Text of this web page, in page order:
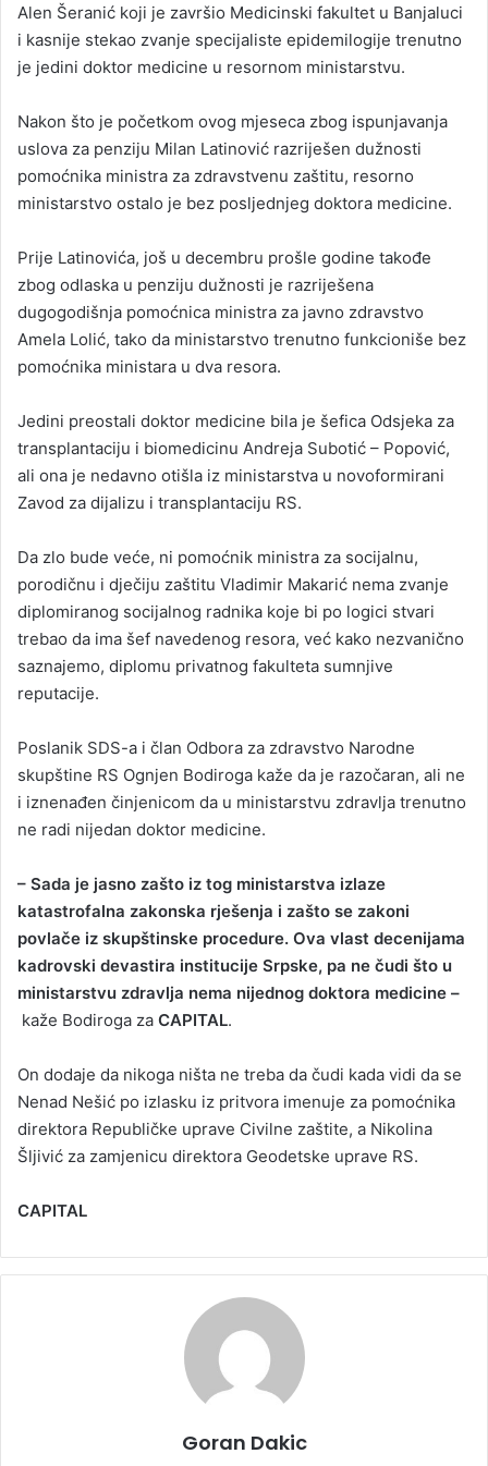
Alen Šeranić koji je završio Medicinski fakultet u Banjaluci
i kasnije stekao zvanje specijaliste epidemilogije trenutno
je jedini doktor medicine u resornom ministarstvu.
Nakon što je početkom ovog mjeseca zbog ispunjavanja
uslova za penziju Milan Latinović razriješen dužnosti
pomoćnika ministra za zdravstvenu zaštitu, resorno
ministarstvo ostalo je bez posljednjeg doktora medicine.
Prije Latinovića, još u decembru prošle godine takođe
zbog odlaska u penziju dužnosti je razriješena
dugogodišnja pomoćnica ministra za javno zdravstvo
Amela Lolić, tako da ministarstvo trenutno funkcioniše bez
pomoćnika ministara u dva resora.
Jedini preostali doktor medicine bila je šefica Odsjeka za
transplantaciju i biomedicinu Andreja Subotić – Popović,
ali ona je nedavno otišla iz ministarstva u novoformirani
Zavod za dijalizu i transplantaciju RS.
Da zlo bude veće, ni pomoćnik ministra za socijalnu,
porodičnu i dječiju zaštitu Vladimir Makarić nema zvanje
diplomiranog socijalnog radnika koje bi po logici stvari
trebao da ima šef navedenog resora, već kako nezvanično
saznajemo, diplomu privatnog fakulteta sumnjive
reputacije.
Poslanik SDS-a i član Odbora za zdravstvo Narodne
skupštine RS Ognjen Bodiroga kaže da je razočaran, ali ne
i iznenađen činjenicom da u ministarstvu zdravlja trenutno
ne radi nijedan doktor medicine.
– Sada je jasno zašto iz tog ministarstva izlaze
katastrofalna zakonska rješenja i zašto se zakoni
povlače iz skupštinske procedure. Ova vlast decenijama
kadrovski devastira institucije Srpske, pa ne čudi što u
ministarstvu zdravlja nema nijednog doktora medicine –
kaže Bodiroga za CAPITAL.
On dodaje da nikoga ništa ne treba da čudi kada vidi da se
Nenad Nešić po izlasku iz pritvora imenuje za pomoćnika
direktora Republičke uprave Civilne zaštite, a Nikolina
Šljivić za zamjenicu direktora Geodetske uprave RS.
CAPITAL
Goran Dakic